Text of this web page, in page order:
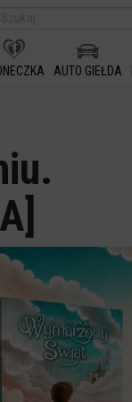
AUTO GIEŁDA